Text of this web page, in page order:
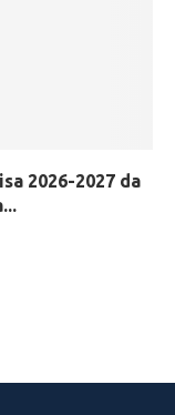
2026-2027 da